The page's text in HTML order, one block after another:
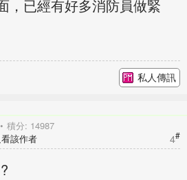
，已經有好多消防員做緊
私人傳訊
積分: 14987
4#
該作者